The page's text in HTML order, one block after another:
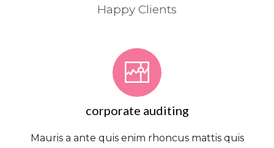
Happy Clients
corporate auditing
Mauris a ante quis enim rhoncus mattis quis